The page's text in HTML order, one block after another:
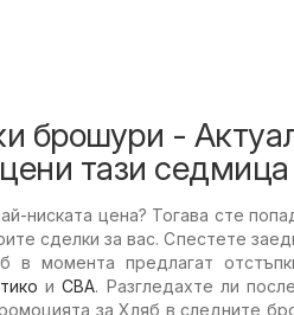
брошури -
тази седмица
ниската цена? Тогава сте
сделки за вас. Спестете
в момента предлагат
иCBA. Разгледахте ли
за Хляб в следните